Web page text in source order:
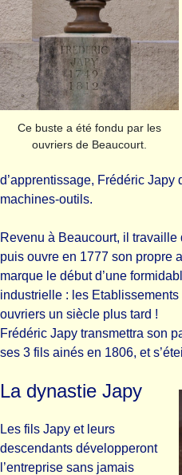
Ce buste a été fondu par les
ouvriers de Beaucourt.
d’apprentissage, Frédéric
machines-outils.
Revenu à Beaucourt, il travaille
puis ouvre en 1777 son propre
marque le début d’une
industrielle : les
ouvriers un siècle plus tard !
Frédéric Japy transmettra son
ses 3 fils ainés en 1806, et
La dynastie Japy
Les fils Japy et leurs
descendants développeront
l’entreprise sans jamais